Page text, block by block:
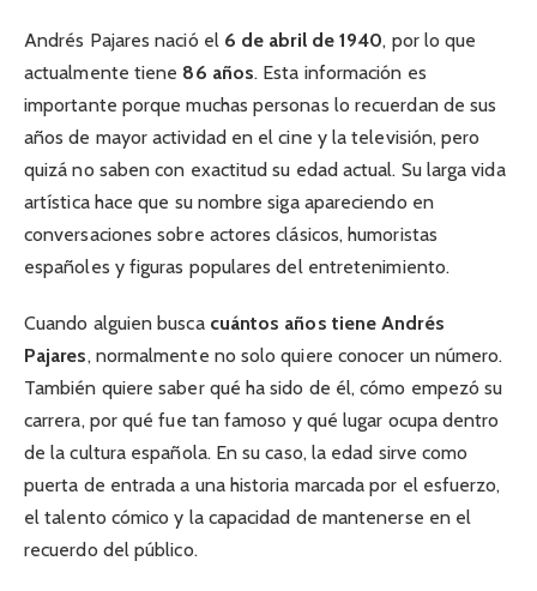
Andrés Pajares nació el 6 de abril de 1940, por lo que
actualmente tiene 86 años. Esta información es
importante porque muchas personas lo recuerdan de sus
años de mayor actividad en el cine y la televisión, pero
quizá no saben con exactitud su edad actual. Su larga vida
artística hace que su nombre siga apareciendo en
conversaciones sobre actores clásicos, humoristas
españoles y figuras populares del entretenimiento.
Cuando alguien busca cuántos años tiene Andrés
Pajares, normalmente no solo quiere conocer un número.
También quiere saber qué ha sido de él, cómo empezó su
carrera, por qué fue tan famoso y qué lugar ocupa dentro
de la cultura española. En su caso, la edad sirve como
puerta de entrada a una historia marcada por el esfuerzo,
el talento cómico y la capacidad de mantenerse en el
recuerdo del público.